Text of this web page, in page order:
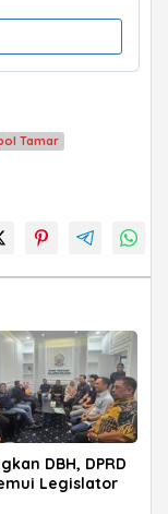
Tamar
DBH, DPRD
Legislator